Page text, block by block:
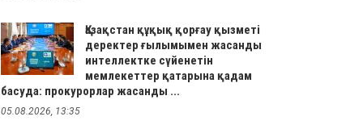
Қазақстан құқық қорғау қызметі
деректер ғылымымен жасанды
интеллектке сүйенетін
мемлекеттер қатарына қадам
басуда: прокурорлар жасанды ...
05.08.2026, 13:35